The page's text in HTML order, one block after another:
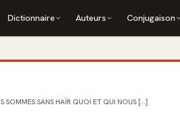
Dictionnaire Auteurs Conjugaison
SOMMES SANS HAÏR QUOI ET QUI NOUS [...]